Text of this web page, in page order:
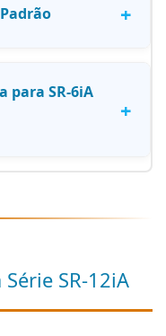
+
para SR-6iA
+
SR-12iA